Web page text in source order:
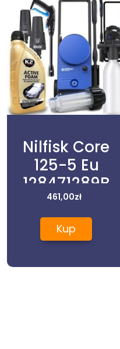
Nilfisk Core
125-5 Eu
128471289B
461,00zł
Kup